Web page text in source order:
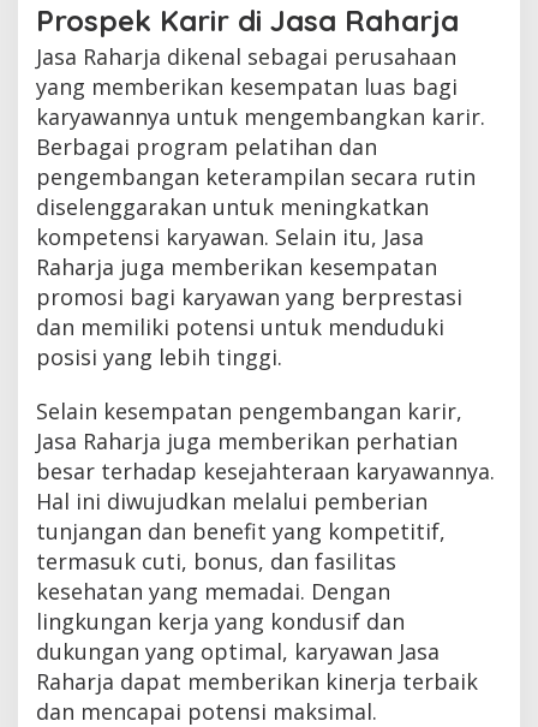
Prospek Karir di Jasa Raharja
Jasa Raharja dikenal sebagai perusahaan
yang memberikan kesempatan luas bagi
karyawannya untuk mengembangkan karir.
Berbagai program pelatihan dan
pengembangan keterampilan secara rutin
diselenggarakan untuk meningkatkan
kompetensi karyawan. Selain itu, Jasa
Raharja juga memberikan kesempatan
promosi bagi karyawan yang berprestasi
dan memiliki potensi untuk menduduki
posisi yang lebih tinggi.
Selain kesempatan pengembangan karir,
Jasa Raharja juga memberikan perhatian
besar terhadap kesejahteraan karyawannya.
Hal ini diwujudkan melalui pemberian
tunjangan dan benefit yang kompetitif,
termasuk cuti, bonus, dan fasilitas
kesehatan yang memadai. Dengan
lingkungan kerja yang kondusif dan
dukungan yang optimal, karyawan Jasa
Raharja dapat memberikan kinerja terbaik
dan mencapai potensi maksimal.